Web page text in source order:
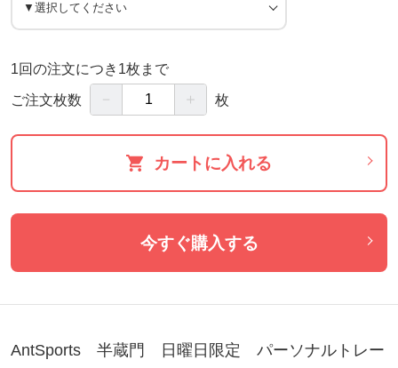
1回の注文につき1枚まで
ご注文枚数 － ＋ 枚
カートに入れる
今すぐ購入する
AntSports　半蔵門　日曜日限定　パーソナルトレー